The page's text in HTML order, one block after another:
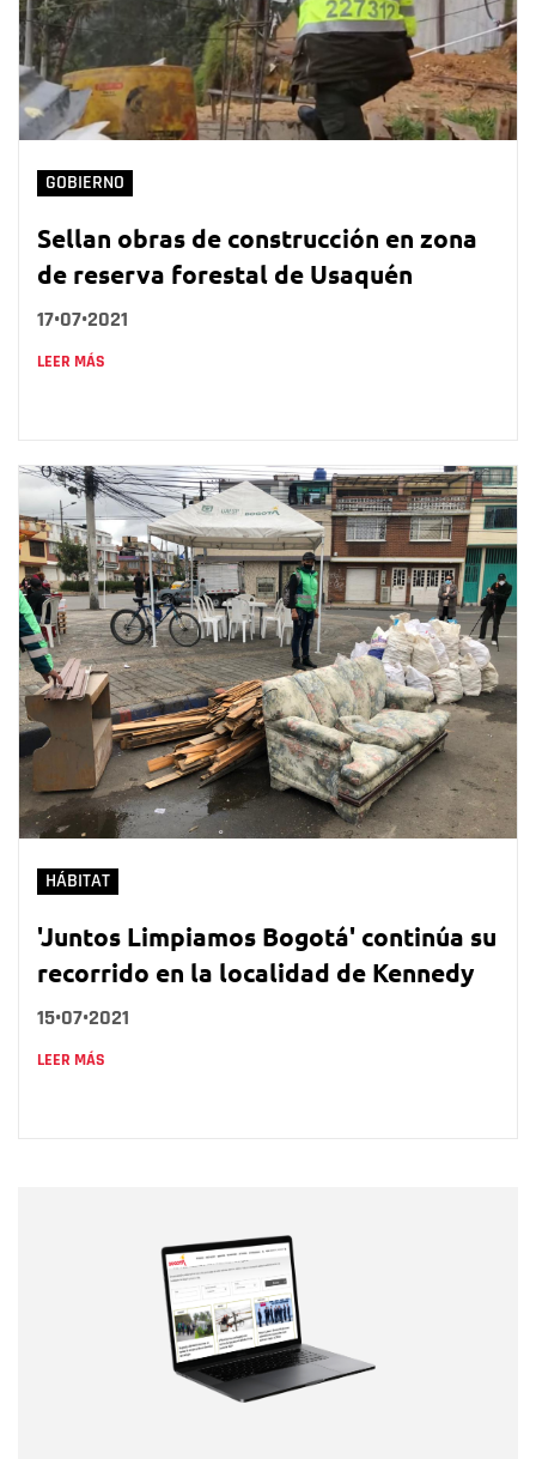
GOBIERNO
Sellan obras de construcción en zona
de reserva forestal de Usaquén
17•07•2021
LEER MÁS
HÁBITAT
'Juntos Limpiamos Bogotá' continúa su
recorrido en la localidad de Kennedy
15•07•2021
LEER MÁS
Correo electrónico
Tipo de comentario